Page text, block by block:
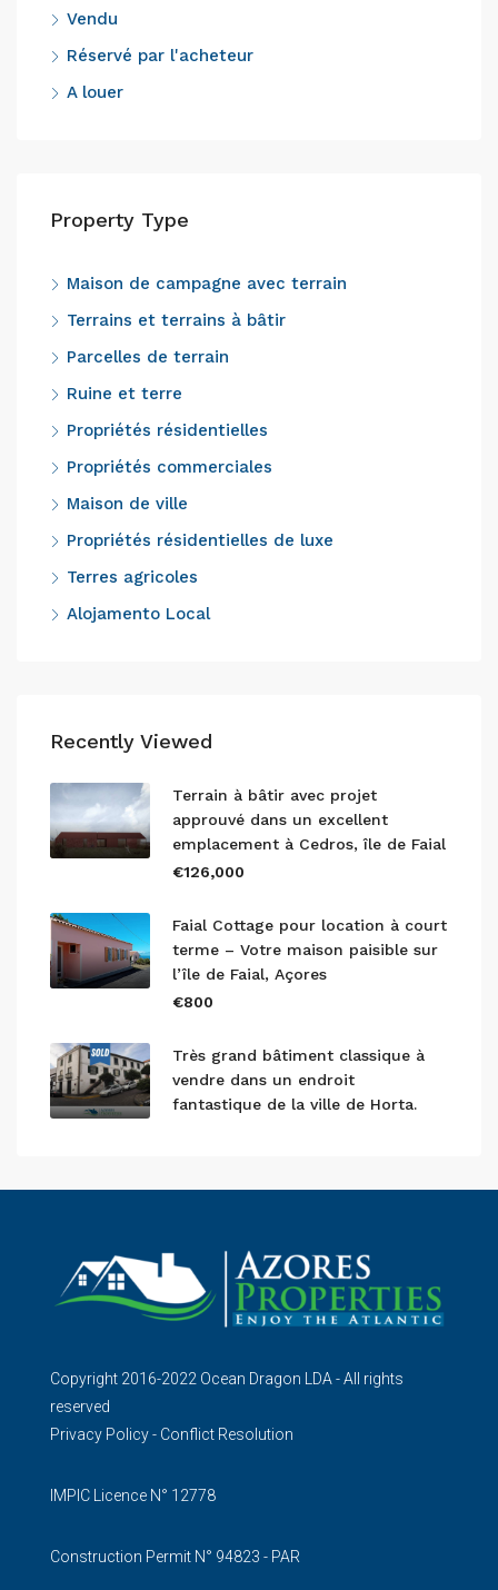
Vendu
Réservé par l'acheteur
A louer
Property Type
Maison de campagne avec terrain
Terrains et terrains à bâtir
Parcelles de terrain
Ruine et terre
Propriétés résidentielles
Propriétés commerciales
Maison de ville
Propriétés résidentielles de luxe
Terres agricoles
Alojamento Local
Recently Viewed
Terrain à bâtir avec projet
approuvé dans un excellent
emplacement à Cedros, île de Faial
€126,000
Faial Cottage pour location à court
terme – Votre maison paisible sur
l’île de Faial, Açores
€800
Très grand bâtiment classique à
vendre dans un endroit
fantastique de la ville de Horta.
Copyright 2016-2022 Ocean Dragon LDA - All rights
reserved
Privacy Policy- Conflict Resolution
IMPIC Licence N° 12778
Construction Permit N° 94823 - PAR